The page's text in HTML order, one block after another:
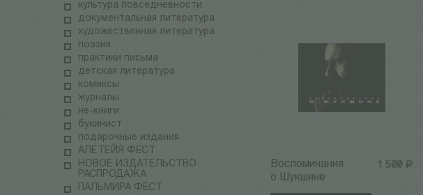
культура повседневности
документальная литература
художественная литература
поэзия
практики письма
детская литература
комиксы
журналы
не-книги
букинист
подарочные издания
АЛЕТЕЙЯ ФЕСТ
НОВОЕ ИЗДАТЕЛЬСТВО
РАСПРОДАЖА
ПАЛЬМИРА ФЕСТ
1 500 Р
Воспоминания
о Шукшине